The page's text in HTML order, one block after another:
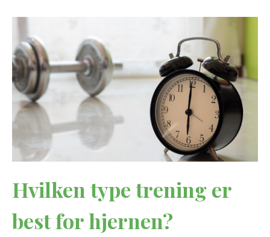
Hvilken type trening er
best for hjernen?